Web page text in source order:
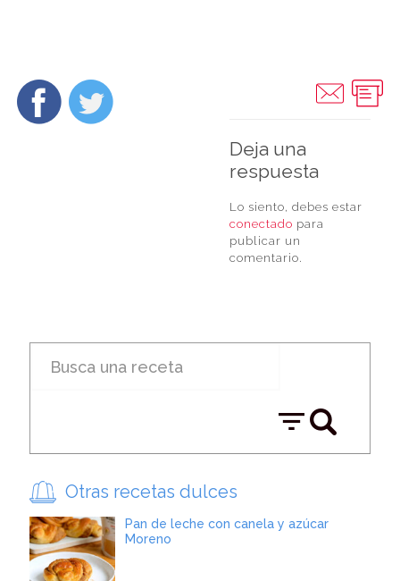
Deja una
respuesta
Lo siento, debes estar
conectado para
publicar un
comentario.
Otras recetas dulces
Pan de leche con canela y azúcar
Moreno